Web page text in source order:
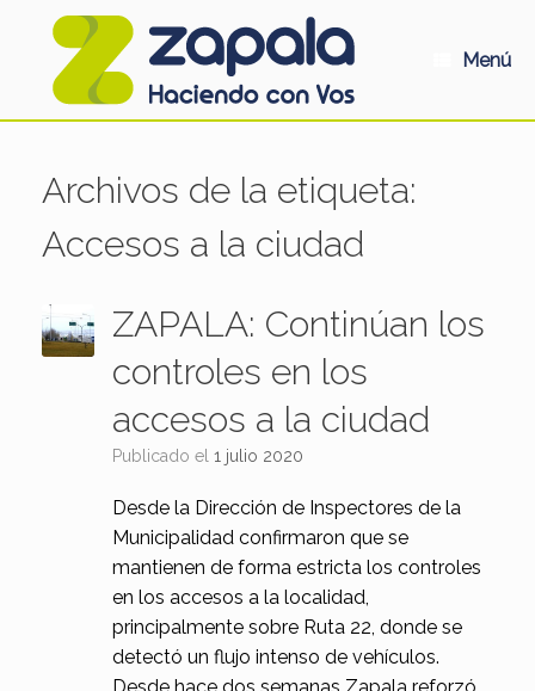
Menú
Archivos de la etiqueta:
Accesos a la ciudad
ZAPALA: Continúan los
controles en los
accesos a la ciudad
Publicado el 1 julio 2020
Desde la Dirección de Inspectores de la
Municipalidad confirmaron que se
mantienen de forma estricta los controles
en los accesos a la localidad,
principalmente sobre Ruta 22, donde se
detectó un flujo intenso de vehículos.